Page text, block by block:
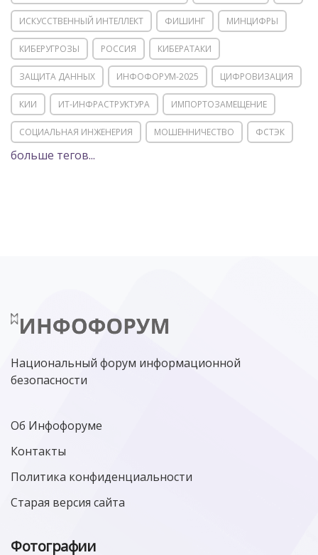
ИСКУССТВЕННЫЙ ИНТЕЛЛЕКТ ФИШИНГ МИНЦИФРЫ
КИБЕРУГРОЗЫ РОССИЯ КИБЕРАТАКИ
ЗАЩИТА ДАННЫХ ИНФОФОРУМ-2025 ЦИФРОВИЗАЦИЯ
КИИ ИТ-ИНФРАСТРУКТУРА ИМПОРТОЗАМЕЩЕНИЕ
СОЦИАЛЬНАЯ ИНЖЕНЕРИЯ МОШЕННИЧЕСТВО ФСТЭК
POSITIVE TECHNOLOGIES
МИНЦИФРЫ РОССИИ NGFW
больше тегов...
Национальный форум информационной
безопасности
Об Инфофоруме
Контакты
Политика конфиденциальности
Старая версия сайта
Фотографии